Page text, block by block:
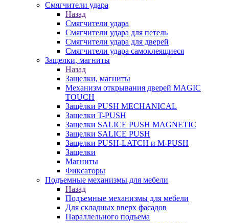
Смягчители удара
Назад
Смягчители удара
Смягчители удара для петель
Смягчители удара для дверей
Cмягчители удара самоклеящиеся
Защелки, магниты
Назад
Защелки, магниты
Механизм открывания дверей MAGIC
TOUCH
Защёлки PUSH MECHANICAL
Защелки T-PUSH
Защелки SALICE PUSH MAGNETIC
Защелки SALICE PUSH
Защелки PUSH-LATCH и M-PUSH
Защелки
Магниты
Фиксаторы
Подъемные механизмы для мебели
Назад
Подъемные механизмы для мебели
Для складных вверх фасадов
Параллельного подъема